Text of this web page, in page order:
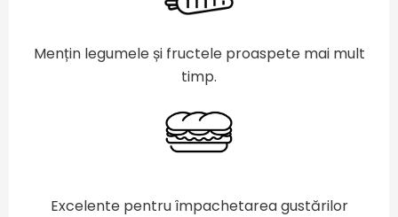
Mențin legumele și fructele proaspete mai mult
timp.
Excelente pentru împachetarea gustărilor